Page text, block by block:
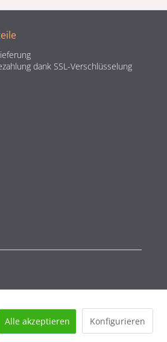
dank SSL-Verschlüsselung
Alle akzeptieren Konfigurieren